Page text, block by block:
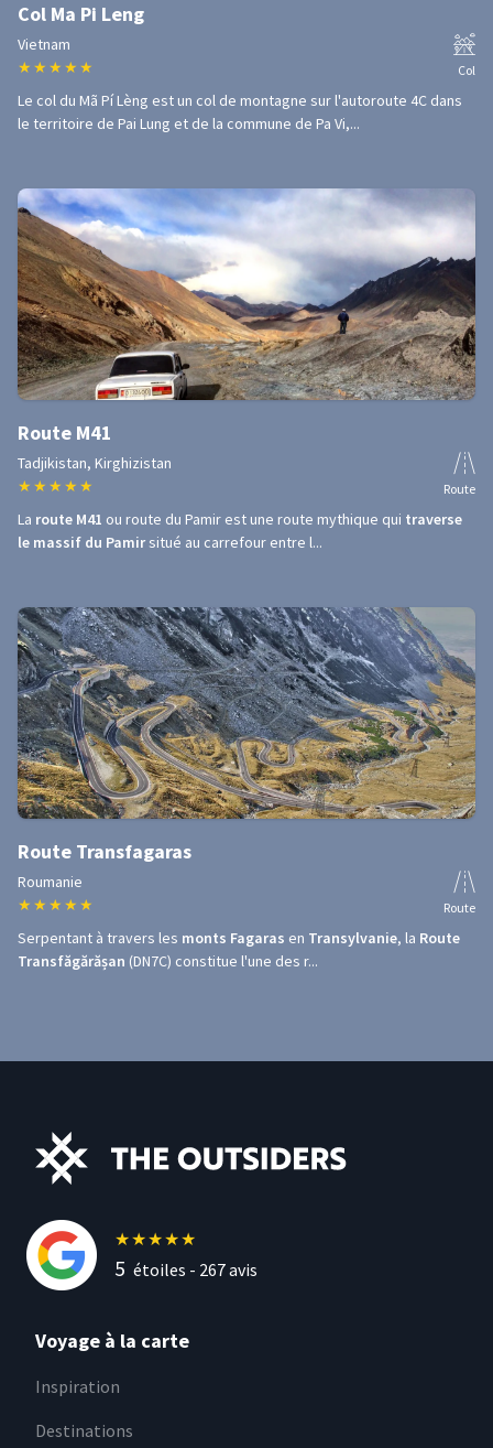
Col Ma Pi Leng
Vietnam
★ ★ ★ ★ ★ Col
Le col du Mã Pí Lèng est un col de montagne sur l'autoroute 4C dans
le territoire de Pai Lung et de la commune de Pa Vi,...
Route M41
Tadjikistan, Kirghizistan
★ ★ ★ ★ ★ Route
La route M41 ou route du Pamir est une route mythique qui traverse
le massif du Pamirsitué au carrefour entre l...
Route Transfagaras
Roumanie
★ ★ ★ ★ ★ Route
Serpentant à travers les monts Fagaras en Transylvanie, la Route
Transfăgărășan (DN7C) constitue l'une des r...
★★★★★
5 étoiles - 267avis
Voyage à la carte
Inspiration
Destinations